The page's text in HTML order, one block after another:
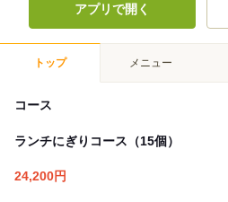
アプリで開く
トップ メニュー
コース
ランチにぎりコース（15個）
24,200円